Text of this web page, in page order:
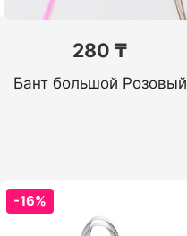
280 ₸
Бант большой Розовый
-16%